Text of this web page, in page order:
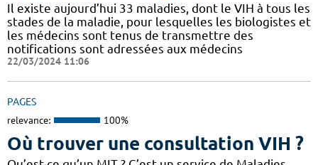
Il existe aujourd’hui 33 maladies, dont le VIH à tous les
stades de la maladie, pour lesquelles les biologistes et
les médecins sont tenus de transmettre des
notifications sont adressées aux médecins
22/03/2024 11:06
PAGES
relevance: 100%
Où trouver une consultation VIH ?